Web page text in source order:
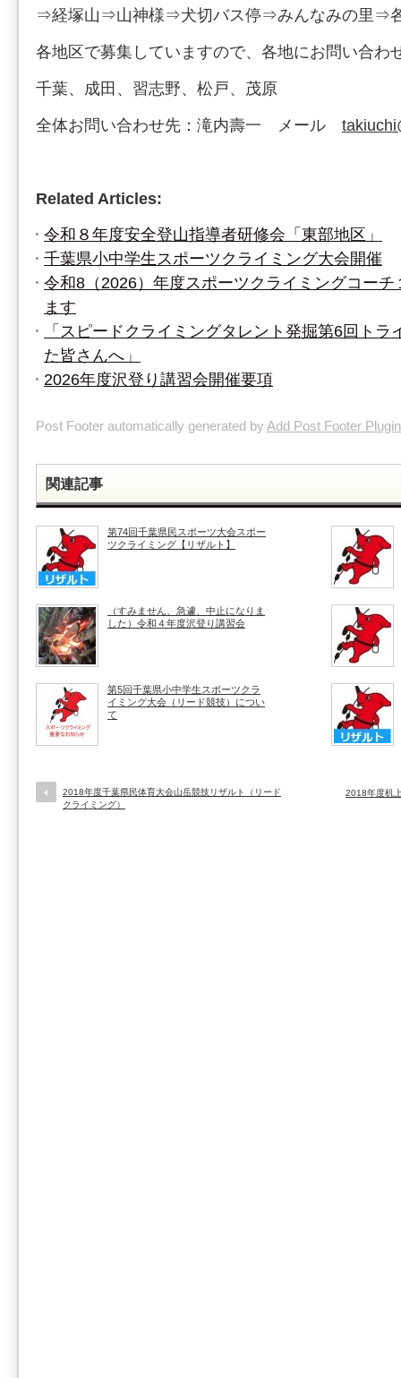
⇒経塚山⇒山神様⇒犬切バス停⇒みんなみの里⇒
各地区で募集していますので、各地にお問い合わ
千葉、成田、習志野、松戸、茂原
全体お問い合わせ先：滝内壽一 メール
Related Articles:
令和８年度安全登山指導者研修会「東部地区」
千葉県小中学生スポーツクライミング大会開催
令和8（2026）年度スポーツクライミングコー
ます
「スピードクライミングタレント発掘第6回トラ
た皆さんへ」
2026年度沢登り講習会開催要項
Post Footer automatically generated by Add Post Footer Plugin
関連記事
第74回千葉県民スポーツ大会スポー
ツクライミング【リザルト】
（すみません、急遽、中止になりま
した）令和４年度沢登り講習会
第5回千葉県小中学生スポーツクラ
イミング大会（リード競技）につい
て
2018年度千葉県民体育大会山岳競技リザルト（リード
クライミング）
2018年度机